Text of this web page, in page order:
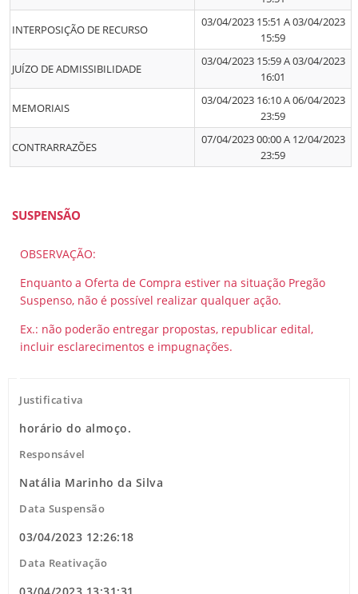
INTERPOSIÇÃO DE RECURSO
03/04/2023 15:51 A 03/04/2023
15:59
JUÍZO DE ADMISSIBILIDADE
03/04/2023 15:59 A 03/04/2023
16:01
MEMORIAIS
03/04/2023 16:10 A 06/04/2023
23:59
CONTRARRAZÕES
07/04/2023 00:00 A 12/04/2023
23:59
SUSPENSÃO
OBSERVAÇÃO:
Enquanto a Oferta de Compra estiver na situação Pregão
Suspenso, não é possível realizar qualquer ação.
Ex.: não poderão entregar propostas, republicar edital,
incluir esclarecimentos e impugnações.
Justificativa
horário do almoço.
Responsável
Natália Marinho da Silva
Data Suspensão
03/04/2023 12:26:18
Data Reativação